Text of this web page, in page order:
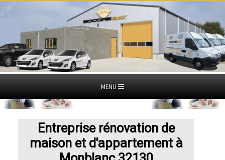
MENU
Entreprise rénovation de
maison et d'appartement à